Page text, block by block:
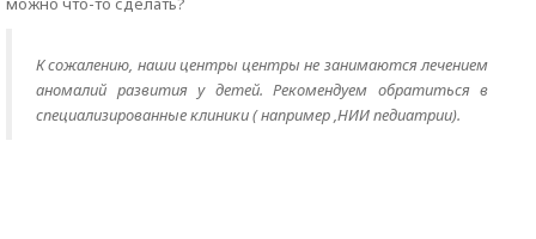
К сожалению, наши центры центры не занимаются лечением
аномалий развития у детей. Рекомендуем обратиться в
специализированные клиники ( например ,НИИ педиатрии).